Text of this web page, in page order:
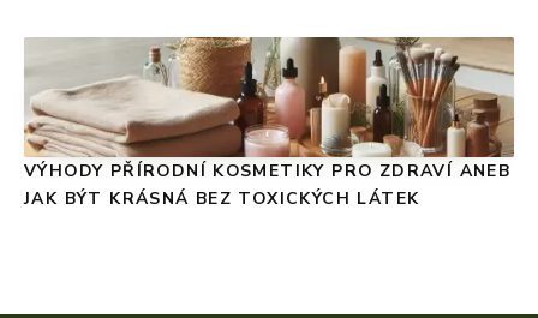
VÝHODY PŘÍRODNÍ KOSMETIKY PRO ZDRAVÍ ANEB
JAK BÝT KRÁSNÁ BEZ TOXICKÝCH LÁTEK